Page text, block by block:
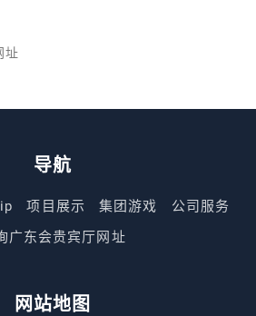
址
导航
项目展示 集团游戏
公司服务
广东会贵宾厅网址
网站地图